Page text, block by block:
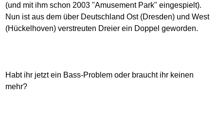
(und mit ihm schon 2003 "Amusement Park" eingespielt).
Nun ist aus dem über Deutschland Ost (Dresden) und West
(Hückelhoven) verstreuten Dreier ein Doppel geworden.
Habt ihr jetzt ein Bass-Problem oder braucht ihr keinen
mehr?